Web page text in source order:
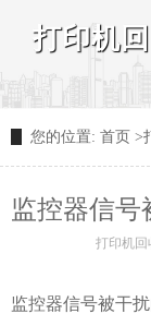
打印机
您的位置: 首页 >
打印机回
监控器信号被干